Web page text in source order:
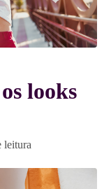
looks
leitura